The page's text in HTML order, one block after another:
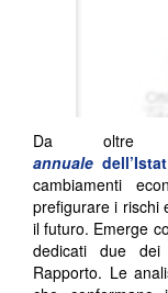
Da
annuale dell’Istat
cambiamenti
prefigurare i rischi
il futuro. Emerge
dedicati due
Rapporto. Le